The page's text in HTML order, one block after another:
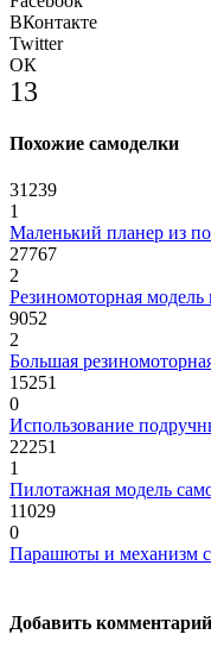
ВКонтакте
Twitter
ОК
13
Похожие самоделки
31239
1
Маленький планер из
27767
2
Резиномоторная
9052
2
Большая
15251
0
Использование
22251
1
Пилотажная модель
11029
0
Парашюты и механизм
Добавить комментарий